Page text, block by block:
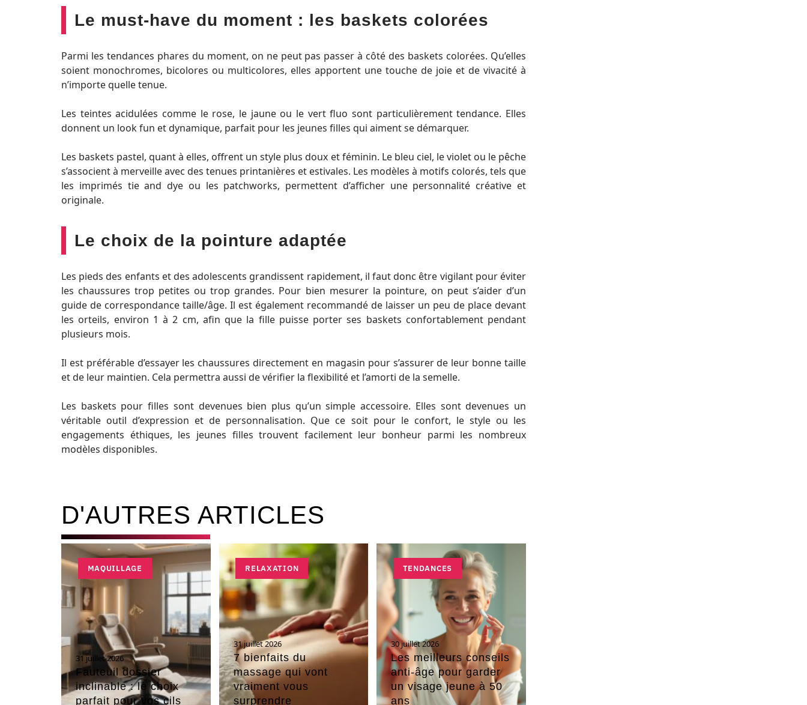
Le must-have du moment : les baskets colorées
Parmi les tendances phares du moment, on ne peut pas passer à côté des baskets colorées. Qu’elles
soient monochromes, bicolores ou multicolores, elles apportent une touche de joie et de vivacité à
n’importe quelle tenue.
Les teintes acidulées comme le rose, le jaune ou le vert fluo sont particulièrement tendance. Elles
donnent un look fun et dynamique, parfait pour les jeunes filles qui aiment se démarquer.
Les baskets pastel, quant à elles, offrent un style plus doux et féminin. Le bleu ciel, le violet ou le pêche
s’associent à merveille avec des tenues printanières et estivales. Les modèles à motifs colorés, tels que
les imprimés tie and dye ou les patchworks, permettent d’afficher une personnalité créative et
originale.
Le choix de la pointure adaptée
Les pieds des enfants et des adolescents grandissent rapidement, il faut donc être vigilant pour éviter
les chaussures trop petites ou trop grandes. Pour bien mesurer la pointure, on peut s’aider d’un
guide de correspondance taille/âge. Il est également recommandé de laisser un peu de place devant
les orteils, environ 1 à 2 cm, afin que la fille puisse porter ses baskets confortablement pendant
plusieurs mois.
Il est préférable d’essayer les chaussures directement en magasin pour s’assurer de leur bonne taille
et de leur maintien. Cela permettra aussi de vérifier la flexibilité et l’amorti de la semelle.
Les baskets pour filles sont devenues bien plus qu’un simple accessoire. Elles sont devenues un
véritable outil d’expression et de personnalisation. Que ce soit pour le confort, le style ou les
engagements éthiques, les jeunes filles trouvent facilement leur bonheur parmi les nombreux
modèles disponibles.
D'AUTRES ARTICLES
MAQUILLAGE
31 juillet 2026
Fauteuil dossier
inclinable : le choix
parfait pour vos cils
RELAXATION
31 juillet 2026
7 bienfaits du
massage qui vont
vraiment vous
surprendre
TENDANCES
30 juillet 2026
Les meilleurs conseils
anti-âge pour garder
un visage jeune à 50
ans